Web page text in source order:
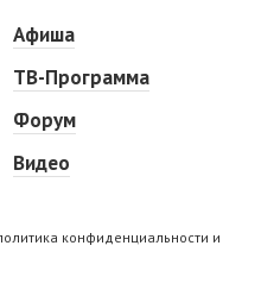
Афиша
ТВ-Программа
Форум
Видео
конфиденциальности и